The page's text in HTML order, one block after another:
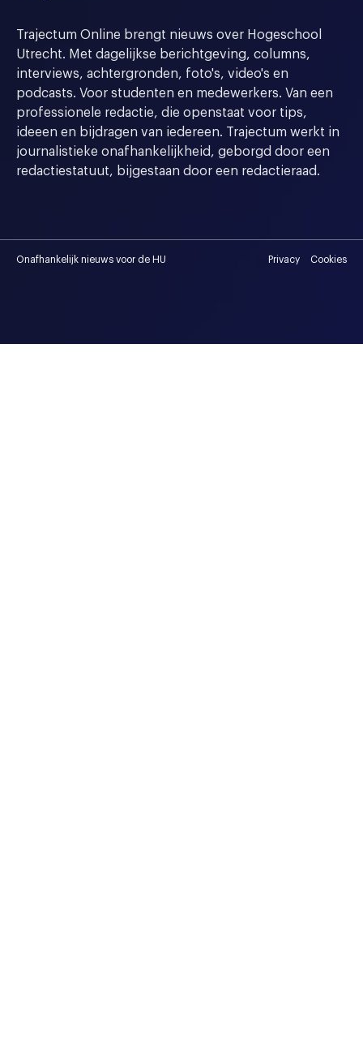
Trajectum Online brengt nieuws over Hogeschool
Utrecht. Met dagelijkse berichtgeving, columns,
interviews, achtergronden, foto's, video's en
podcasts. Voor studenten en medewerkers. Van een
professionele redactie, die openstaat voor tips,
ideeen en bijdragen van iedereen. Trajectum werkt in
journalistieke onafhankelijkheid, geborgd door een
redactiestatuut, bijgestaan door een redactieraad.
Onafhankelijk nieuws voor de HU Privacy Cookies